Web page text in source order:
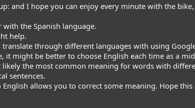
and I hope you can enjoy every minute with the
the Spanish language.
help.
through different languages with using
it might be better to choose English each time as a
likely the most common meaning for words with
sentences.
allows you to correct some meaning. Hope